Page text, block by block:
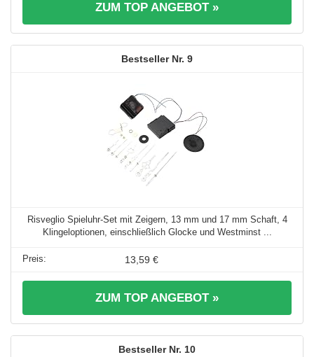
ZUM TOP ANGEBOT »
9
Risveglio Spieluhr-Set mit Zeigern, 13 mm und 17 mm Schaft, 4
Klingeloptionen, einschließlich Glocke und Westminst ...
13,59 €
ZUM TOP ANGEBOT »
10